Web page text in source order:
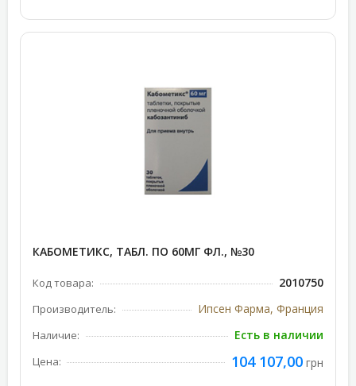
КАБОМЕТИКС, ТАБЛ. ПО 60МГ ФЛ., №30
Код товара: 2010750
Производитель: Ипсен Фарма, Франция
Наличие: Есть в наличии
Цена: 104 107,00 грн